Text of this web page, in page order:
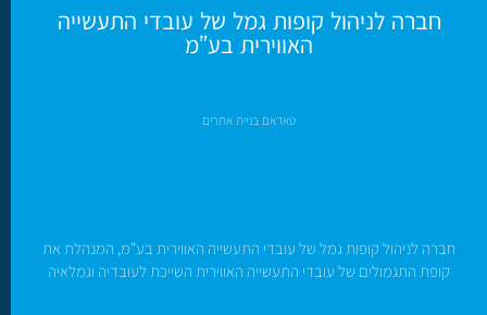
חברה לניהול קופות גמל של עובדי התעשייה
האווירית בע”מ
טאדאם בניית אתרים
חברה לניהול קופות גמל של עובדי התעשייה האווירית בע”מ, המנהלת את
קופת התגמולים של עובדי התעשייה האווירית השייכת לעובדיה וגמלאיה